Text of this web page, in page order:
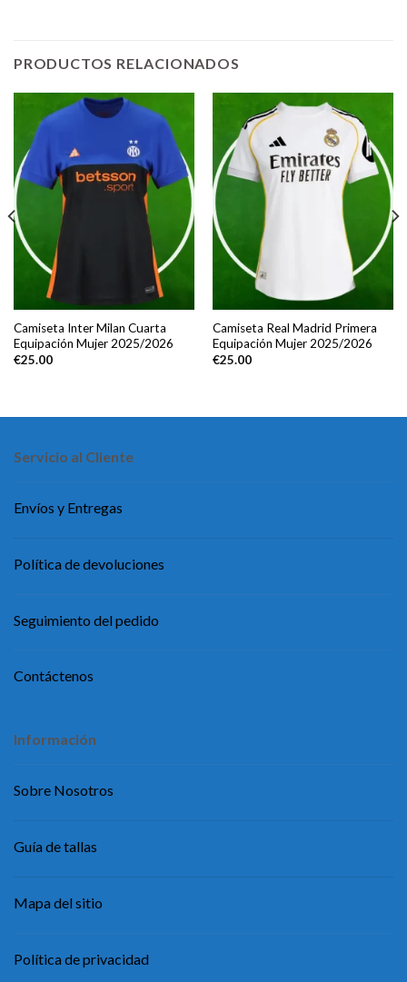
PRODUCTOS RELACIONADOS
Camiseta Inter Milan Cuarta
Equipación Mujer 2025/2026
€25.00
Camiseta Real Madrid Primera
Equipación Mujer 2025/2026
€25.00
Servicio al Cliente
Envíos y Entregas
Política de devoluciones
Seguimiento del pedido
Contáctenos
Información
Sobre Nosotros
Guía de tallas
Mapa del sitio
Política de privacidad